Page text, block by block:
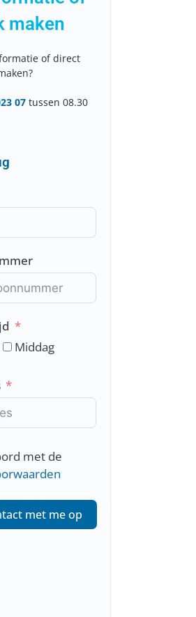
maken
of direct
07 tussen 08.30
Middag
met de
met me op